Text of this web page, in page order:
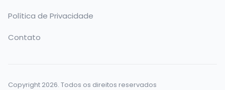
Política de Privacidade
Contato
Copyright 2026. Todos os direitos reservados